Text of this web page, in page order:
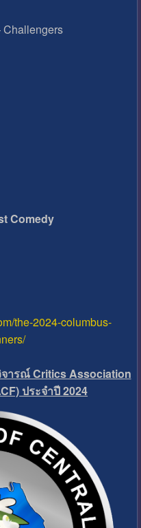
Challengers
Comedy
the-2024-columbus-
ารณ์ Critics Association
ประจำปี 2024